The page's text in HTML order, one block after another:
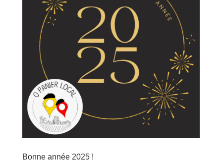
Bonne année 2025 !